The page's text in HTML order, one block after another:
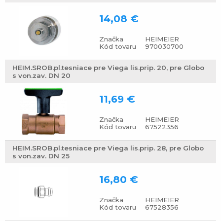
Značka
HEIMEIER
Kód tovaru
970030700
14,08 €
HEIM.SROB.pl.tesniace pre Viega lis.prip. 20, pre Globo
s von.zav. DN 20
Značka
HEIMEIER
Kód tovaru
67522356
11,69 €
HEIM.SROB.pl.tesniace pre Viega lis.prip. 28, pre Globo
s von.zav. DN 25
Značka
HEIMEIER
Kód tovaru
67528356
16,80 €